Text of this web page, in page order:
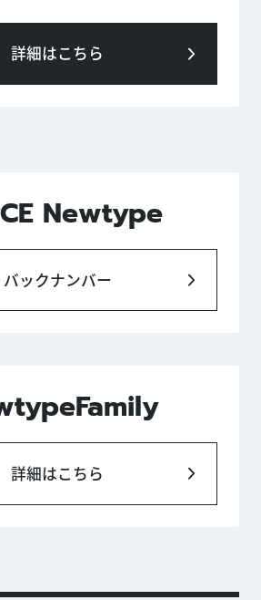
詳細はこちら
Newtype
バックナンバー
詳細はこちら